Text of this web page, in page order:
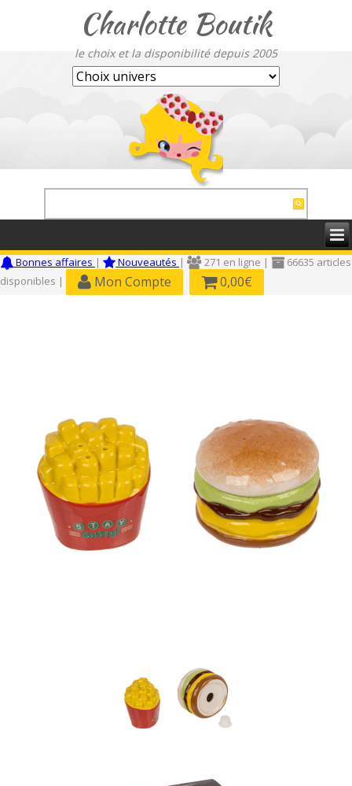
Charlotte Boutik
le choix et la disponibilité depuis 2005
Bonnes affaires | Nouveautés | 271 en ligne |
66635 articles
disponibles |
Mon Compte 0,00€